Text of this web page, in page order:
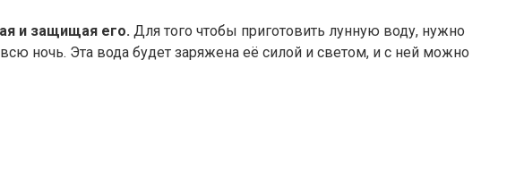
и защищая его. Для того чтобы приготовить лунную воду, нужно
ночь. Эта вода будет заряжена её силой и светом, и с ней можно